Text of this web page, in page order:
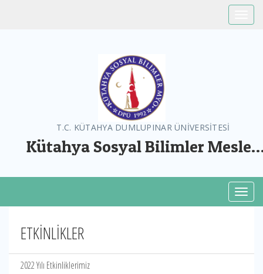
T.C. KÜTAHYA DUMLUPINAR ÜNİVERSİTESİ
Kütahya Sosyal Bilimler Meslek
ETKİNLİKLER
2022 Yılı Etkinliklerimiz